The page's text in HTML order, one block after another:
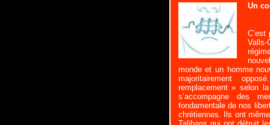
Un
C’est
monde et un homme
majoritairement
remplacement » selon
s’accompagne des
fondamentale de nos
chrétiennes. Ils ont